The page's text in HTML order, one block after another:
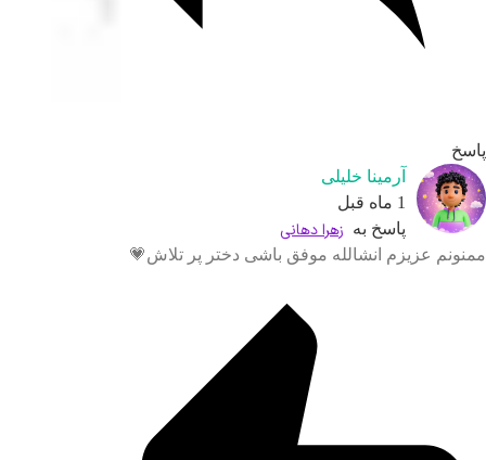
آرمینا خلیلی
پاسخ به زهرا دهانی
عزیزم انشالله موفق باشی دختر پر تلاش💗